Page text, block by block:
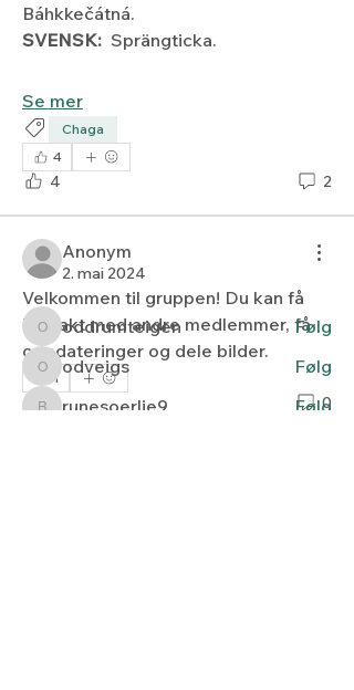
Báhkkečátná.
SVENSK: Sprängticka.
Se mer
Chaga
4
4 2
Anonym
2. mai 2024
Velkommen til gruppen! Du kan få
kontakt med andre medlemmer, få
oppdateringer og dele bilder.
1
0
Om
Basert på hva du kan finne under
Les mer
medlemmer
oddrumteigen
oddrumteigen Følg
odveigs
odveigs Følg
runesoerlie9
runesoerlie9 Følg